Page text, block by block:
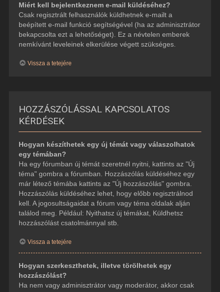
Miért kell bejelentkeznem e-mail küldéséhez?
Csak regisztrált felhasználók küldhetnek e-mailt a
beépített e-mail funkció segítségével (ha az adminisztrátor
bekapcsolta ezt a lehetőséget). Ez a névtelen emberek
nemkívánt leveleinek elkerülése végett szükséges.
Vissza a tetejére
HOZZÁSZÓLÁSSAL KAPCSOLATOS
KÉRDÉSEK
Hogyan készíthetek egy új témát vagy válaszolhatok
egy témában?
Ha egy fórumban új témát szeretnél nyitni, kattints az "Új
téma" gombra a fórumban. Hozzászólás küldéséhez egy
már létező témába kattints az "Új hozzászólás" gombra.
Hozzászólás küldéséhez lehet, hogy előbb regisztrálnod
kell. A jogosultságaidat a fórum vagy téma oldalak alján
találod meg. Például: Nyithatsz új témákat, Küldhetsz
hozzászólást csatolmánnyal stb.
Vissza a tetejére
Hogyan szerkeszthetek, illetve törölhetek egy
hozzászólást?
Ha nem vagy adminisztrátor vagy moderátor, akkor csak